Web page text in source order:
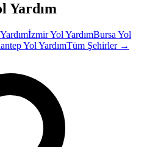
Yardım
İzmirYol YardımBursa Yol
Yol YardımTüm Şehirler →